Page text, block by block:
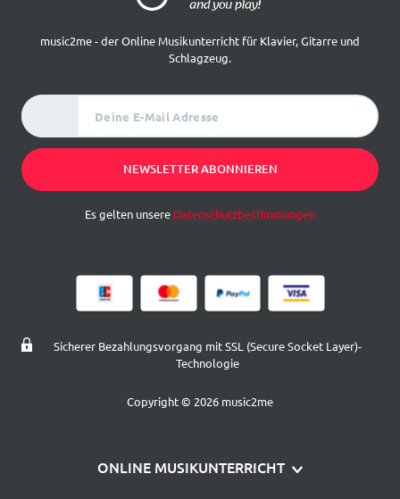
music2me - der Online Musikunterricht für Klavier, Gitarre und
Schlagzeug.
Deine E-Mail Adresse
NEWSLETTER ABONNIEREN
Es gelten unsere Datenschutzbestimmungen
Sicherer Bezahlungsvorgang mit SSL (Secure Socket Layer)-
Technologie
Copyright © 2026 music2me
ONLINE MUSIKUNTERRICHT